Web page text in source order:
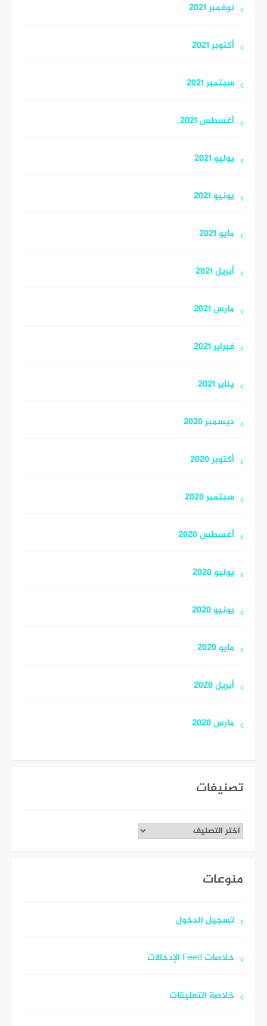
نوفمبر 2021
أكتوبر 2021
سبتمبر 2021
أغسطس 2021
يوليو 2021
يونيو 2021
مايو 2021
أبريل 2021
مارس 2021
فبراير 2021
يناير 2021
ديسمبر 2020
أكتوبر 2020
سبتمبر 2020
أغسطس 2020
يوليو 2020
يونيو 2020
مايو 2020
أبريل 2020
مارس 2020
تصنيفات
تصنيفات
منوعات
تسجيل الدخول
خلاصات Feed الإدخالات
خلاصة التعليقات